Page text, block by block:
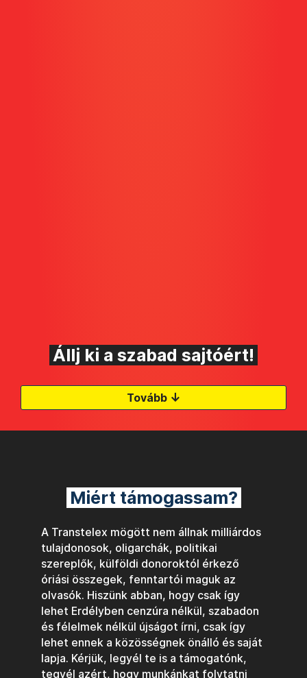
Állj ki a szabad sajtóért!
Tovább ↓
Miért támogassam?
A Transtelex mögött nem állnak milliárdos
tulajdonosok, oligarchák, politikai
szereplők, külföldi donoroktól érkező
óriási összegek, fenntartói maguk az
olvasók. Hiszünk abban, hogy csak így
lehet Erdélyben cenzúra nélkül, szabadon
és félelmek nélkül újságot írni, csak így
lehet ennek a közösségnek önálló és saját
lapja. Kérjük, legyél te is a támogatónk,
tegyél azért, hogy munkánkat folytatni